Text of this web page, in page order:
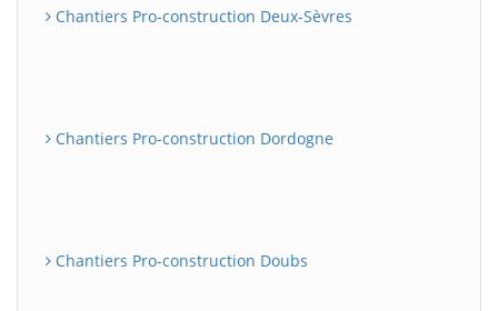
Chantiers Pro-construction Deux-Sèvres
Chantiers Pro-construction Dordogne
Chantiers Pro-construction Doubs